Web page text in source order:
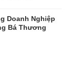
Doanh Nghiệp
Bá Thương